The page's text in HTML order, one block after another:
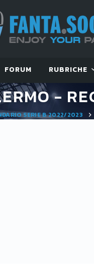
FORUM RUBRICHE
-
SERIE B 2022/2023